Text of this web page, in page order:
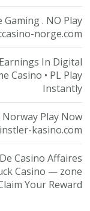
. NO Play
norge.com/
In Digital
Casino • PL Play
Instantly
Play Now
kasino.com/
Casino Affaires
Casino — zone
Your Reward